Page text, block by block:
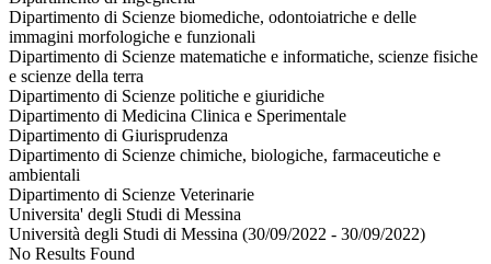
Dipartimento di Scienze biomediche, odontoiatriche e delle
immagini morfologiche e funzionali
Dipartimento di Scienze matematiche e informatiche, scienze fisiche
e scienze della terra
Dipartimento di Scienze politiche e giuridiche
Dipartimento di Medicina Clinica e Sperimentale
Dipartimento di Giurisprudenza
Dipartimento di Scienze chimiche, biologiche, farmaceutiche e
ambientali
Dipartimento di Scienze Veterinarie
Universita' degli Studi di Messina
Università degli Studi di Messina (30/09/2022 - 30/09/2022)
No Results Found